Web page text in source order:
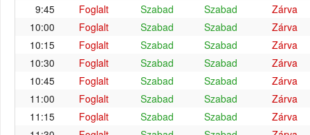
9:45
Foglalt Szabad Szabad
Zárva
10:00
Foglalt Szabad Szabad
Zárva
10:15
Foglalt Szabad Szabad
Zárva
10:30
Foglalt Szabad Szabad
Zárva
10:45
Foglalt Szabad Szabad
Zárva
11:00
Foglalt Szabad Szabad
Zárva
11:15
Foglalt Szabad Szabad
Zárva